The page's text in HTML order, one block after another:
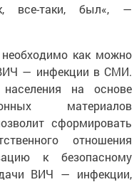
все-таки, был«, —
как можно
— инфекции в СМИ.
на основе
материалов
сформировать
отношения
к безопасному
ВИЧ — инфекции,